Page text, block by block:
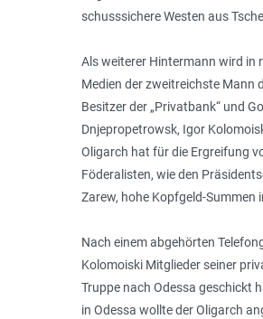
schusssichere Westen aus
Als weiterer Hintermann wird in
Medien der zweitreichste Mann
Besitzer der „Privatbank“ und
Dnjepropetrowsk, Igor
Oligarch hat für die Ergreifung
Föderalisten, wie den
Zarew, hohe Kopf­geld-Summen
Nach einem abgehörten
Kolomoiski Mitglieder seiner
Truppe nach Odessa geschickt
in Odessa wollte der Oligarch